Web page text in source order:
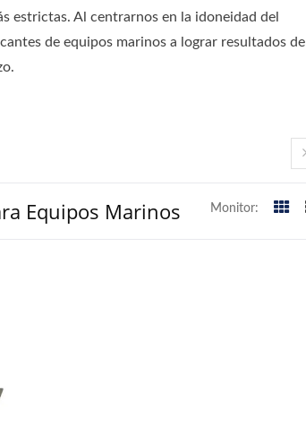
estrictas. Al centrarnos en la idoneidad del
de equipos marinos a lograr resultados de
Equipos Marinos Monitor: